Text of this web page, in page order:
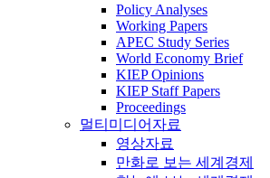
Policy Analyses
Working Papers
APEC Study Series
World Economy Brief
KIEP Opinions
KIEP Staff Papers
Proceedings
멀티미디어자료
영상자료
만화로 보는 세계경제